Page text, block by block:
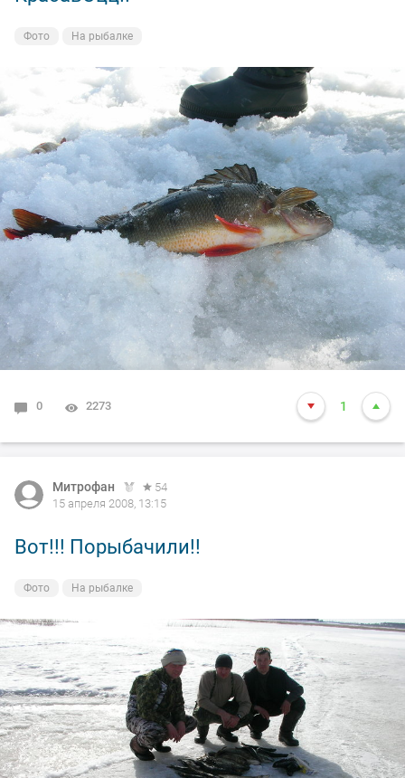
Фото На рыбалке
0 2273 1
Митрофан
54
15 апреля 2008, 13:15
Вот!!! Порыбачили!!
Фото На рыбалке